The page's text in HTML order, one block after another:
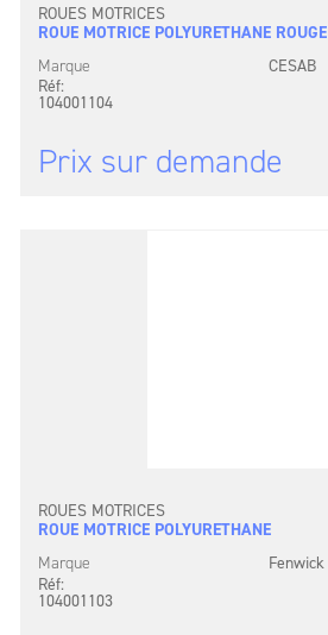
ROUES MOTRICES
ROUE MOTRICE POLYURETHANE ROUGE
Marque
CESAB
Réf:
104001104
Prix sur demande
ROUES MOTRICES
ROUE MOTRICE POLYURETHANE
Marque
Fenwick
Réf:
104001103